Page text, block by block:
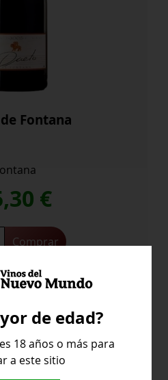
Fontana
€
Comprar
de edad?
18 años o más para
a este sitio